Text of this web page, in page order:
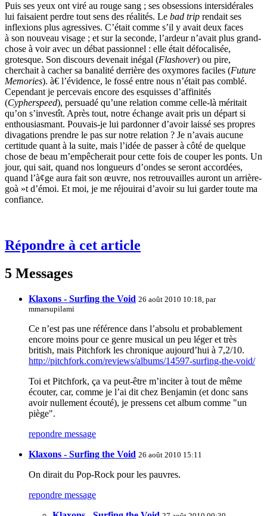
Puis ses yeux ont viré au rouge sang ; ses obsessions intersidérales
lui faisaient perdre tout sens des réalités. Le bad trip rendait ses
inflexions plus agressives. C’était comme s’il y avait deux faces
à son nouveau visage ; et sur la seconde, l’ardeur n’avait plus grand-
chose à voir avec un débat passionnel : elle était défocalisée,
grotesque. Son discours devenait inégal (Flashover) ou pire,
cherchait à cacher sa banalité derrière des oxymores faciles (Future
Memories). à€ l’évidence, le fossé entre nous n’était pas comblé.
Cependant je percevais encore des esquisses d’affinités
(Cypherspeed), persuadé qu’une relation comme celle-là méritait
qu’on s’investît. Après tout, notre échange avait pris un départ si
enthousiasmant. Pouvais-je lui pardonner d’avoir laissé ses propres
divagations prendre le pas sur notre relation ? Je n’avais aucune
certitude quant à la suite, mais l’idée de passer à côté de quelque
chose de beau m’empêcherait pour cette fois de couper les ponts. Un
jour, qui sait, quand nos longueurs d’ondes se seront accordées,
quand l’à¢ge aura fait son œuvre, nos retrouvailles auront un arrière-
goà »t d’émoi. Et moi, je me réjouirai d’avoir su lui garder toute ma
confiance.
Répondre à cet article
5 Messages
Klaxons - Surfing the Void 26 août 2010 10:18, par
mmarsupilami
Ce n’est pas une référence dans l’absolu et probablement
encore moins pour ce genre musical un peu léger et très
british, mais Pitchfork les chronique aujourd’hui à 7,2/10.
http://pitchfork.com/reviews/albums/14597-surfing-the-void/
Toi et Pitchfork, ça va peut-être m’inciter à tout de même
écouter, car, comme je l’ai dit chez Benjamin (et donc sans
avoir nullement écouté), je pressens cet album comme "un
piège".
repondre message
Klaxons - Surfing the Void 26 août 2010 15:11
On dirait du Pop-Rock pour les pauvres.
repondre message